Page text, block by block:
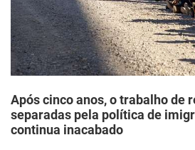
Após cinco anos, o trabalho de
separadas pela política de
continua inacabado